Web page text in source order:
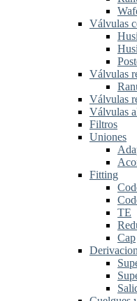
Válvulas
Válvulas
Válvulas
Válvulas
Filtros
Uniones
Fitting
TE
Cap